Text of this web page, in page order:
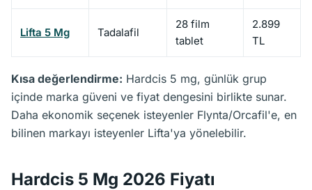
Lifta 5 Mg Tadalafil
28 film
tablet
2.899
TL
Kısa değerlendirme: Hardcis 5 mg, günlük grup
içinde marka güveni ve fiyat dengesini birlikte sunar.
Daha ekonomik seçenek isteyenler Flynta/Orcafil'e, en
bilinen markayı isteyenler Lifta'ya yönelebilir.
Hardcis 5 Mg 2026 Fiyatı